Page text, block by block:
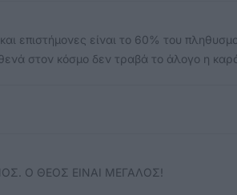
επιστήμονες είναι το 60% του
στον κόσμο δεν τραβά το άλογο η
Ο ΘΕΟΣ ΕΙΝΑΙ ΜΕΓΑΛΟΣ!